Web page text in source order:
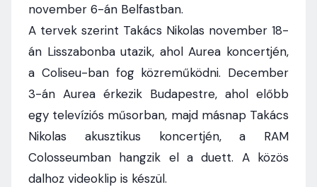
november 6-án Belfastban.
A tervek szerint Takács Nikolas november 18-
án Lisszabonba utazik, ahol Aurea koncertjén,
a Coliseu-ban fog közreműködni. December
3-án Aurea érkezik Budapestre, ahol előbb
egy televíziós műsorban, majd másnap Takács
Nikolas akusztikus koncertjén, a RAM
Colosseumban hangzik el a duett. A közös
dalhoz videoklip is készül.